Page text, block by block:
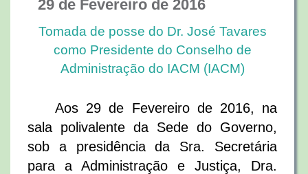
29 de Fevereiro de 2016
Tomada de posse do Dr. José Tavares
como Presidente do Conselho de
Administração do IACM (IACM)
Aos 29 de Fevereiro de 2016, na
sala polivalente da Sede do Governo,
sob a presidência da Sra. Secretária
para a Administração e Justiça, Dra.